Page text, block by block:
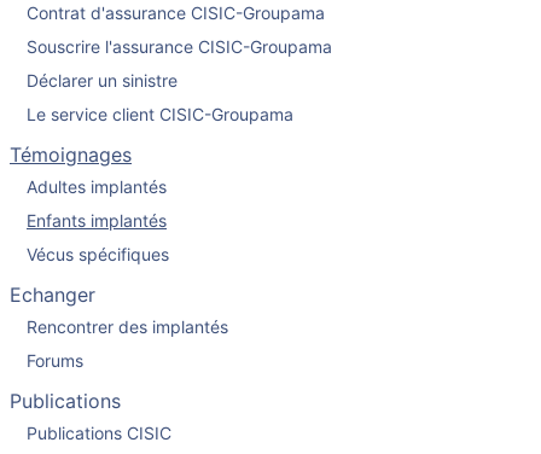
Contrat d'assurance CISIC-Groupama
Souscrire l'assurance CISIC-Groupama
Déclarer un sinistre
Le service client CISIC-Groupama
Témoignages
Adultes implantés
Enfants implantés
Vécus spécifiques
Echanger
Rencontrer des implantés
Forums
Publications
Publications CISIC